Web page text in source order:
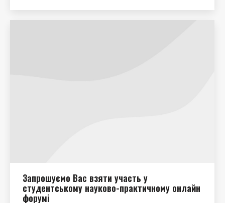
Запрошуємо Вас взяти участь у
студентському науково-практичному онлайн
форумі